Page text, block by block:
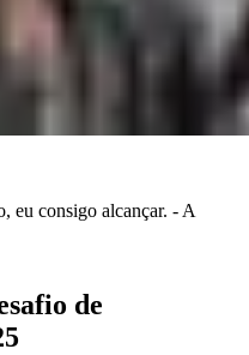
eu consigo alcançar. - A
de